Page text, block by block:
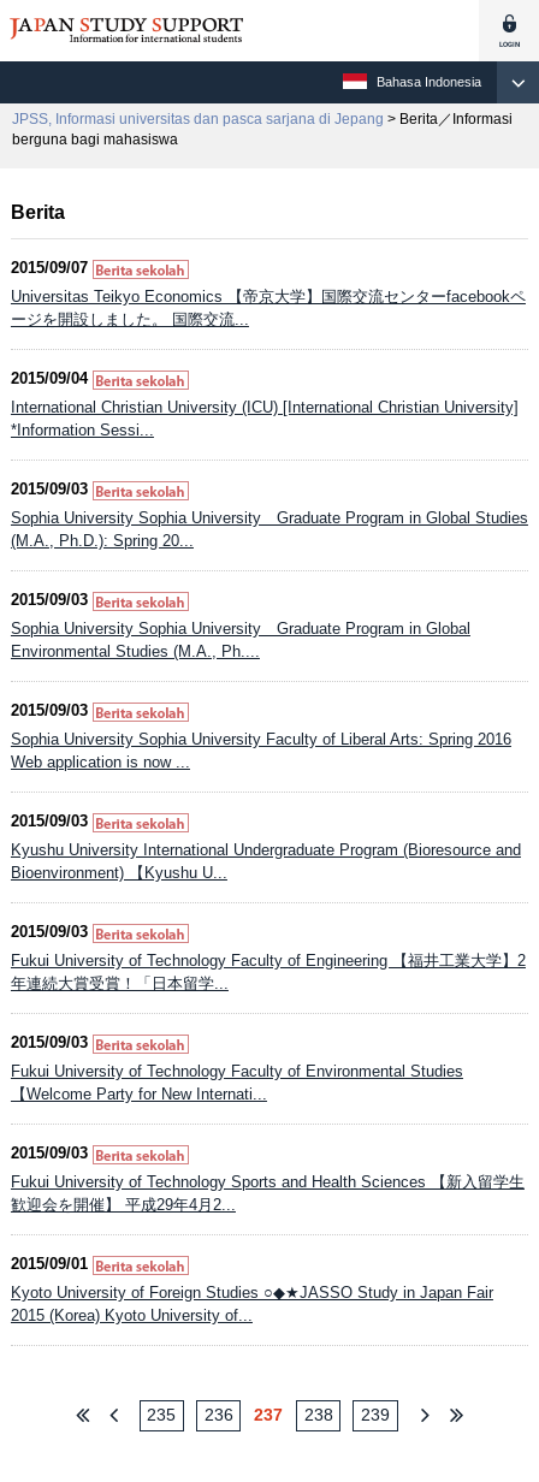
Bahasa Indonesia
JPSS, Informasi universitas dan pasca sarjana di Jepang > Berita／Informasi
berguna bagi mahasiswa
Berita
2015/09/07
Universitas Teikyo Economics 【帝京大学】国際交流センターfacebookペ
ージを開設しました。 国際交流...
2015/09/04
International Christian University (ICU) [International Christian University]
*Information Sessi...
2015/09/03
Sophia University Sophia University Graduate Program in Global Studies
(M.A., Ph.D.): Spring 20...
2015/09/03
Sophia University Sophia University Graduate Program in Global
Environmental Studies (M.A., Ph....
2015/09/03
Sophia University Sophia University Faculty of Liberal Arts: Spring 2016
Web application is now ...
2015/09/03
Kyushu University International Undergraduate Program (Bioresource and
Bioenvironment) 【Kyushu U...
2015/09/03
Fukui University of Technology Faculty of Engineering 【福井工業大学】2
年連続大賞受賞！「日本留学...
2015/09/03
Fukui University of Technology Faculty of Environmental Studies
【Welcome Party for New Internati...
2015/09/03
Fukui University of Technology Sports and Health Sciences 【新入留学生
歓迎会を開催】 平成29年4月2...
2015/09/01
Kyoto University of Foreign Studies ○◆★JASSO Study in Japan Fair
2015 (Korea) Kyoto University of...
235 236 237 238 239